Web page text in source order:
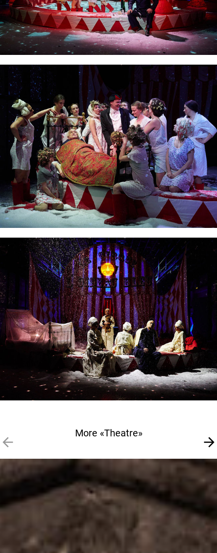
More «Theatre»